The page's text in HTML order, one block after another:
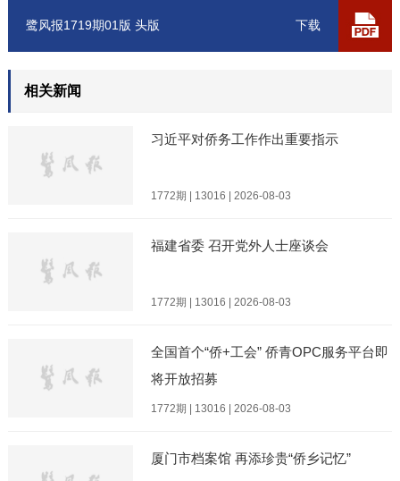
下载
鹭风报1719期01版 头版
相关新闻
习近平对侨务工作作出重要指示
1772期 | 13016 | 2026-08-03
福建省委 召开党外人士座谈会
1772期 | 13016 | 2026-08-03
全国首个“侨+工会” 侨青OPC服务平台即
将开放招募
1772期 | 13016 | 2026-08-03
厦门市档案馆 再添珍贵“侨乡记忆”